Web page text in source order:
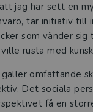
jag har sett en
tar initiativ till
som vänder
rusta med
omfattande
Det sociala
få en